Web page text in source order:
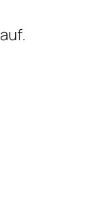
auf.